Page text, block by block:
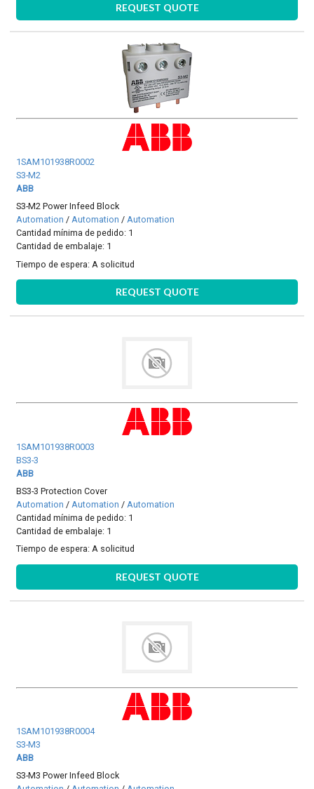
REQUEST QUOTE
1SAM101938R0002
S3-M2
ABB
S3-M2 Power Infeed Block
Automation /Automation /Automation
Cantidad mínima de pedido: 1
Cantidad de embalaje: 1
Tiempo de espera: A solicitud
REQUEST QUOTE
1SAM101938R0003
BS3-3
ABB
BS3-3 Protection Cover
Automation / Automation / Automation
Cantidad mínima de pedido: 1
Cantidad de embalaje: 1
Tiempo de espera:A solicitud
REQUEST QUOTE
1SAM101938R0004
S3-M3
ABB
S3-M3 Power Infeed Block